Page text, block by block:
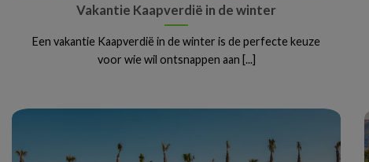
Vakantie Kaapverdië in de winter
Een vakantie Kaapverdië in de winter is de perfecte keuze
voor wie wil ontsnappen aan [...]